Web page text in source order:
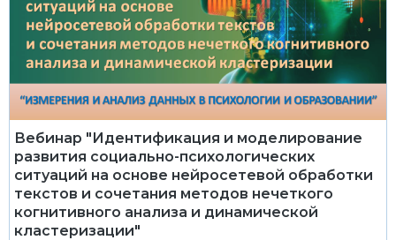
Вебинар "Идентификация и моделирование
развития социально-психологических
ситуаций на основе нейросетевой обработки
текстов и сочетания методов нечеткого
когнитивного анализа и динамической
кластеризации"